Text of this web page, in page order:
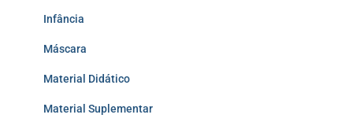
Infância
Máscara
Material Didático
Material Suplementar